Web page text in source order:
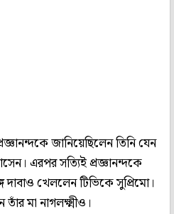
জানিয়েছিলেন তিনি যেন
এরপর সত্যিই প্রজ্ঞানন্দকে
দাবাও খেললেন টিভিকে সুপ্রিমো।
মা নাগলক্ষ্মীও।